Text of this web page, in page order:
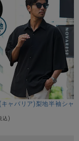
ャツ＋ノースリーブイ
ャバリア)梨地半袖シャ
込)